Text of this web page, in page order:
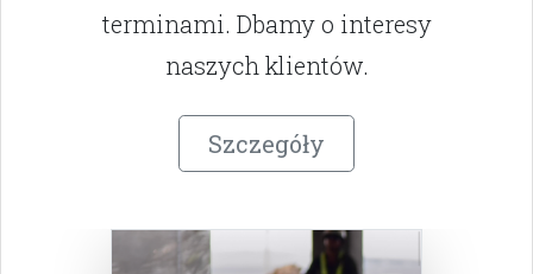
terminami. Dbamy o interesy
naszych klientów.
Szczegóły